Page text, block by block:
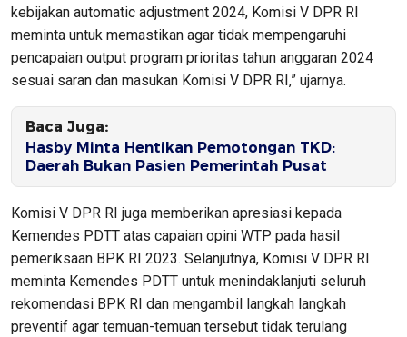
kebijakan automatic adjustment 2024, Komisi V DPR RI
meminta untuk memastikan agar tidak mempengaruhi
pencapaian output program prioritas tahun anggaran 2024
sesuai saran dan masukan Komisi V DPR RI,” ujarnya.
Baca Juga:
Hasby Minta Hentikan Pemotongan TKD:
Daerah Bukan Pasien Pemerintah Pusat
Komisi V DPR RI juga memberikan apresiasi kepada
Kemendes PDTT atas capaian opini WTP pada hasil
pemeriksaan BPK RI 2023. Selanjutnya, Komisi V DPR RI
meminta Kemendes PDTT untuk menindaklanjuti seluruh
rekomendasi BPK RI dan mengambil langkah langkah
preventif agar temuan-temuan tersebut tidak terulang